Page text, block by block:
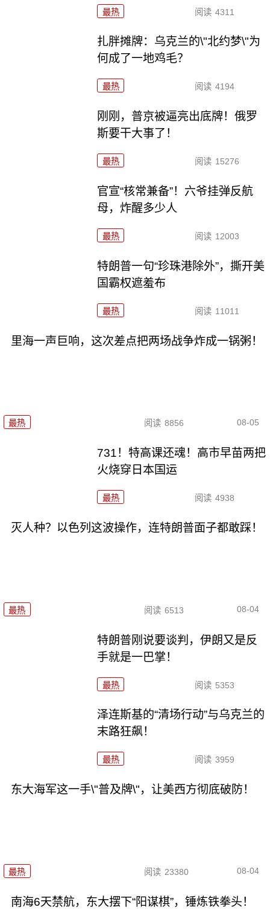
最热 阅读 4311
扎胖摊牌：乌克兰的\"北约梦\"为
何成了一地鸡毛？
最热 阅读 4194
刚刚，普京被逼亮出底牌！俄罗
斯要干大事了！
最热 阅读 15276
官宣“核常兼备”！六爷挂弹反航
母，炸醒多少人
最热 阅读 12003
特朗普一句“珍珠港除外”，撕开美
国霸权遮羞布
最热 阅读 11011
里海一声巨响，这次差点把两场战争炸成一锅粥！
最热 阅读 8856 08-05
731！特高课还魂！高市早苗两把
火烧穿日本国运
最热 阅读 4938
灭人种？以色列这波操作，连特朗普面子都敢踩！
最热 阅读 6513 08-04
特朗普刚说要谈判，伊朗又是反
手就是一巴掌！
最热 阅读 5353
泽连斯基的“清场行动”与乌克兰的
末路狂飙！
最热 阅读 3959
东大海军这一手\"普及牌\"，让美西方彻底破防！
最热 阅读 23380 08-04
南海6天禁航，东大摆下“阳谋棋”，锤炼铁拳头！